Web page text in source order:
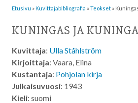
Etusivu »Kuvittaja­bibliografia »Teokset »
KUNINGAS JA
Kuvittaja: Ulla Ståhlström
Kirjoittaja: Vaara, Elina
Kustantaja: Pohjolan kirja
Julkaisuvuosi: 1943
Kieli: suomi